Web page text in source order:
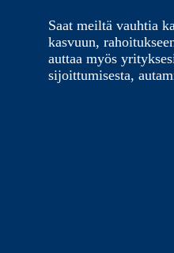
Saat meiltä vauhtia
kasvuun,
auttaa myös
sijoittumisesta,